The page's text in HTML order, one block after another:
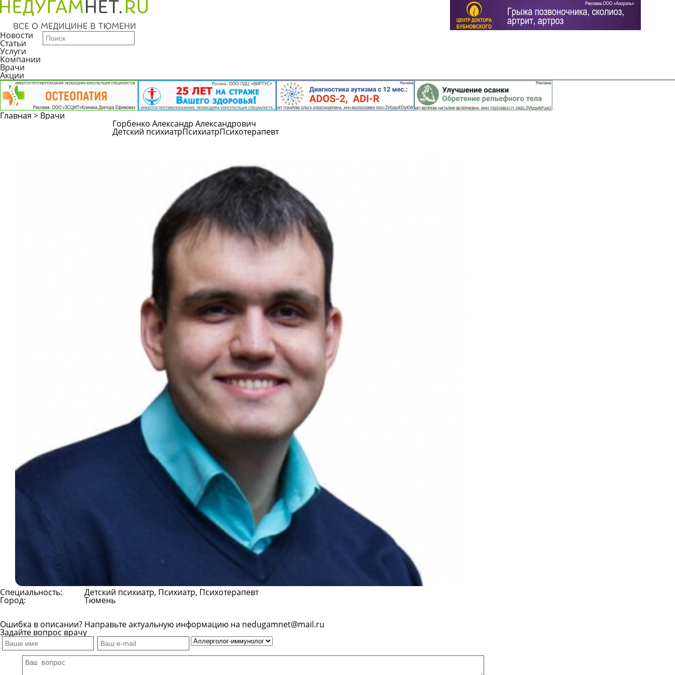
Новости
Статьи
Услуги
Компании
Врачи
Акции
Главная > Врачи
Горбенко Александр Александрович
Детский психиатрПсихиатрПсихотерапевт
Специальность: Детский психиатр, Психиатр, Психотерапевт
Город: Тюмень
Ошибка в описании? Направьте актуальную информацию на nedugamnet@mail.ru
Задайте вопрос врачу